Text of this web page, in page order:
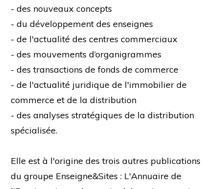
- des nouveaux concepts
- du développement des enseignes
- de l'actualité des centres commerciaux
- des mouvements d’organigrammes
- des transactions de fonds de commerce
- de l'actualité juridique de l'immobilier de
commerce et de la distribution
- des analyses stratégiques de la distribution
spécialisée.
Elle est à l'origine des trois autres publications
du groupe Enseigne&Sites : L'Annuaire de